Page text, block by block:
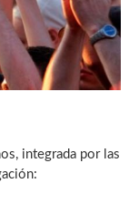
integrada por las